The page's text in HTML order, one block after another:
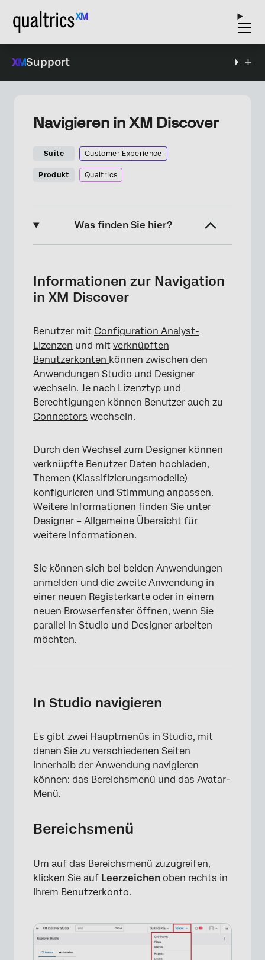
Support
Navigieren in XM Discover
Suite Customer Experience
Produkt Qualtrics
Was finden Sie hier?
In Studio navigieren
Umschalten zwischen Studio und Designer
Connectors
Abmelden von Discover
Informationen zur Navigation
in XM Discover
Benutzer mit Configuration Analyst-
Lizenzen und mit verknüpften
Benutzerkonten können zwischen den
Anwendungen Studio und Designer
wechseln. Je nach Lizenztyp und
Berechtigungen können Benutzer auch zu
Connectors wechseln.
Durch den Wechsel zum Designer können
verknüpfte Benutzer Daten hochladen,
Themen (Klassifizierungsmodelle)
konfigurieren und Stimmung anpassen.
Weitere Informationen finden Sie unter
Designer – Allgemeine Übersicht für
weitere Informationen.
Sie können sich bei beiden Anwendungen
anmelden und die zweite Anwendung in
einer neuen Registerkarte oder in einem
neuen Browserfenster öffnen, wenn Sie
parallel in Studio und Designer arbeiten
möchten.
In Studio navigieren
Es gibt zwei Hauptmenüs in Studio, mit
denen Sie zu verschiedenen Seiten
innerhalb der Anwendung navigieren
können: das Bereichsmenü und das Avatar-
Menü.
Bereichsmenü
Um auf das Bereichsmenü zuzugreifen,
klicken Sie auf Leerzeichen oben rechts in
Ihrem Benutzerkonto.